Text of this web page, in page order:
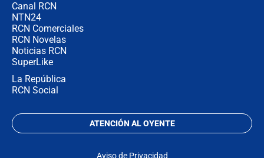
Canal RCN
NTN24
RCN Comerciales
RCN Novelas
Noticias RCN
SuperLike
La República
RCN Social
ATENCIÓN AL OYENTE
Aviso de Privacidad